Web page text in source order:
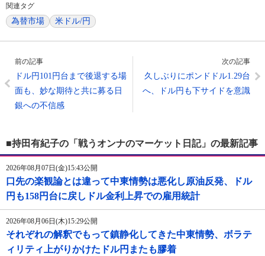
関連タグ
為替市場 米ドル/円
前の記事
ドル円101円台まで後退する場
面も、妙な期待と共に募る日
銀への不信感
次の記事
久しぶりにポンドドル1.29台
へ、ドル円も下サイドを意識
■持田有紀子の「戦うオンナのマーケット日記」の最新記事
2026年08月07日(金)15:43公開
口先の楽観論とは違って中東情勢は悪化し原油反発、ドル
円も158円台に戻しドル金利上昇での雇用統計
2026年08月06日(木)15:29公開
それぞれの解釈でもって鎮静化してきた中東情勢、ボラテ
ィリティ上がりかけたドル円またも膠着